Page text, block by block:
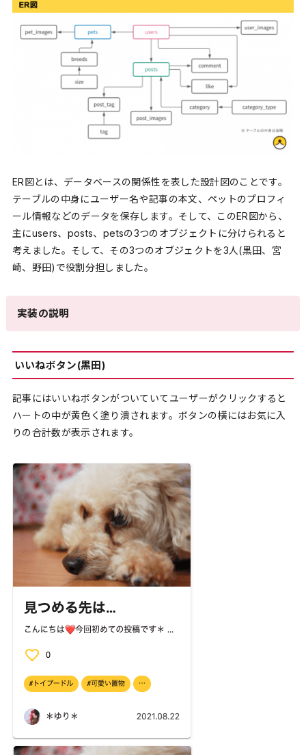
ER図とは、データベースの関係性を表した設計図のことです。
テーブルの中身にユーザー名や記事の本文、ペットのプロフィ
ール情報などのデータを保存します。そして、このER図から、
主にusers、posts、petsの3つのオブジェクトに分けられると
考えました。そして、その3つのオブジェクトを3人(黒田、宮
崎、野田)で役割分担しました。
実装の説明
いいねボタン(黒田)
記事にはいいねボタンがついていてユーザーがクリックすると
ハートの中が黄色く塗り潰されます。ボタンの横にはお気に入
りの合計数が表示されます。